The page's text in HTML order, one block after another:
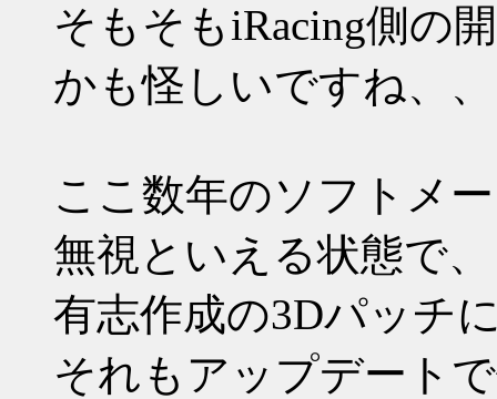
そもそもiRacing側の
かも怪しいですね、
ここ数年のソフトメ
無視といえる状態で、
有志作成の3Dパッチ
それもアップデート